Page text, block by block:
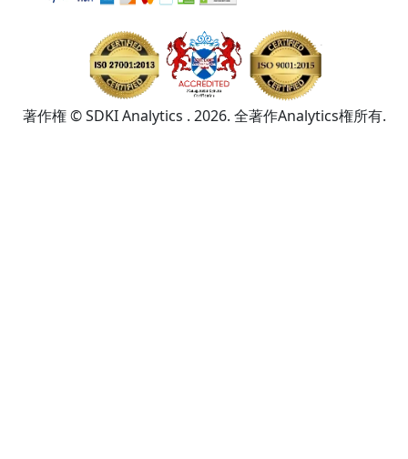
著作権 © SDKI Analytics . 2026. 全著作Analytics権所有.